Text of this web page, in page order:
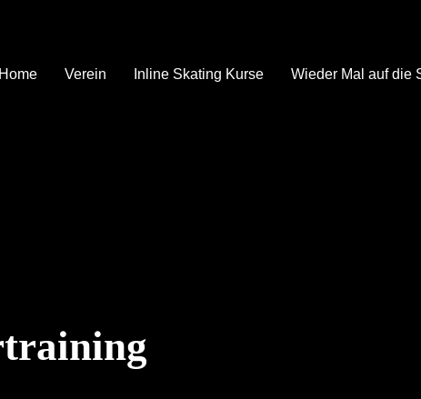
Home Verein Inline Skating Kurse Wieder Mal auf die